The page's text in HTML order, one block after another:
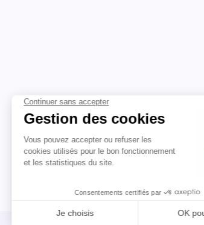
© 2026 Billaudot Paris. Tous droits réservés